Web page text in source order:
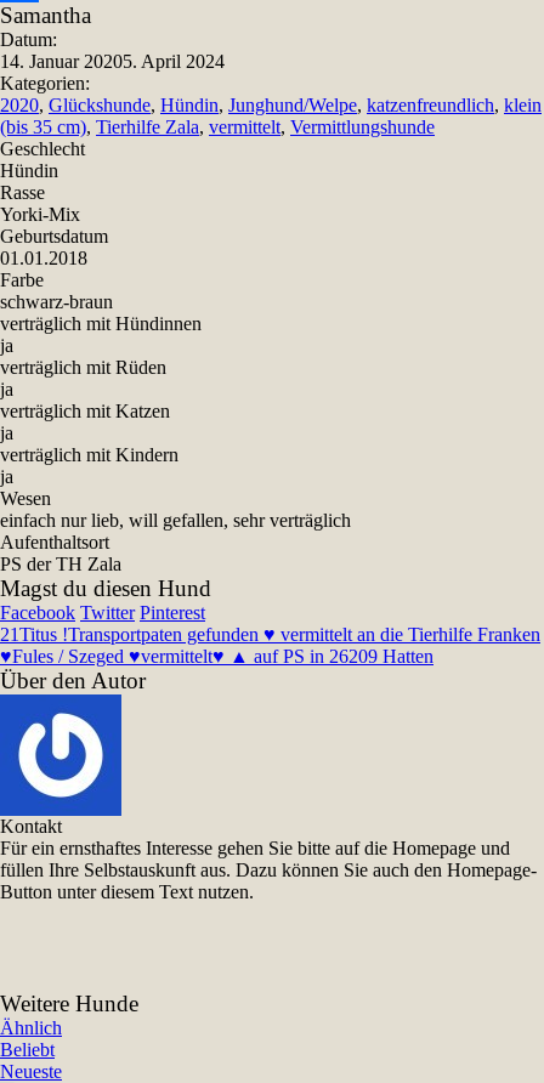
Teilen
Samantha
Datum:
14. Januar 20205. April 2024
Kategorien:
2020, Glückshunde, Hündin, Junghund/Welpe, katzenfreundlich, klein
(bis 35 cm), Tierhilfe Zala, vermittelt, Vermittlungshunde
Geschlecht
Hündin
Rasse
Yorki-Mix
Geburtsdatum
01.01.2018
Farbe
schwarz-braun
verträglich mit Hündinnen
ja
verträglich mit Rüden
ja
verträglich mit Katzen
ja
verträglich mit Kindern
ja
Wesen
einfach nur lieb, will gefallen, sehr verträglich
Aufenthaltsort
PS der TH Zala
Magst du diesen Hund
Facebook Twitter Pinterest
21Titus !Transportpaten gefunden ♥ vermittelt an die Tierhilfe Franken
♥Fules / Szeged ♥vermittelt♥ ▲ auf PS in 26209 Hatten
Über den Autor
Kontakt
Für ein ernsthaftes Interesse gehen Sie bitte auf die Homepage und
füllen Ihre Selbstauskunft aus. Dazu können Sie auch den Homepage-
Button unter diesem Text nutzen.
Weitere Hunde
Ähnlich
Beliebt
Neueste